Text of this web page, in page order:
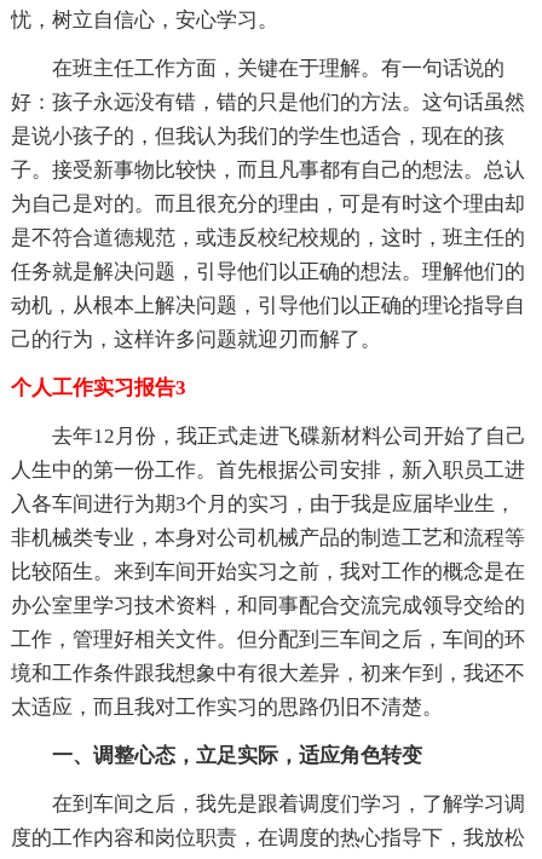
忧，树立自信心，安心学习。
在班主任工作方面，关键在于理解。有一句话说的
好：孩子永远没有错，错的只是他们的方法。这句话虽然
是说小孩子的，但我认为我们的学生也适合，现在的孩
子。接受新事物比较快，而且凡事都有自己的想法。总认
为自己是对的。而且很充分的理由，可是有时这个理由却
是不符合道德规范，或违反校纪校规的，这时，班主任的
任务就是解决问题，引导他们以正确的想法。理解他们的
动机，从根本上解决问题，引导他们以正确的理论指导自
己的行为，这样许多问题就迎刃而解了。
个人工作实习报告3
去年12月份，我正式走进飞碟新材料公司开始了自己
人生中的第一份工作。首先根据公司安排，新入职员工进
入各车间进行为期3个月的实习，由于我是应届毕业生，
非机械类专业，本身对公司机械产品的制造工艺和流程等
比较陌生。来到车间开始实习之前，我对工作的概念是在
办公室里学习技术资料，和同事配合交流完成领导交给的
工作，管理好相关文件。但分配到三车间之后，车间的环
境和工作条件跟我想象中有很大差异，初来乍到，我还不
太适应，而且我对工作实习的思路仍旧不清楚。
一、调整心态，立足实际，适应角色转变
在到车间之后，我先是跟着调度们学习，了解学习调
度的工作内容和岗位职责，在调度的热心指导下，我放松